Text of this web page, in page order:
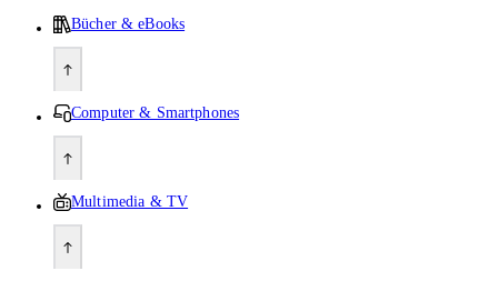
Bücher & eBooks
Computer & Smartphones
Multimedia & TV